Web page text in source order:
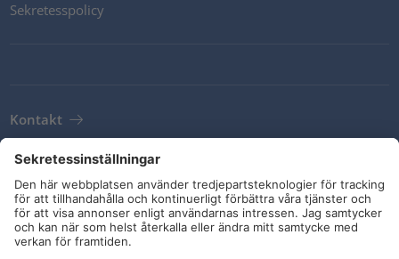
Sekretesspolicy
Kontakt
Leveransvillkor
Riktlinjer och åtaganden